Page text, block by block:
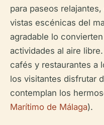
para paseos
vistas escénicas del
agradable lo
actividades al aire
cafés y restaurantes a
los visitantes disfrutar
contemplan los
Marítimo de Málaga).